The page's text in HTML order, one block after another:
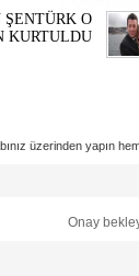
O
KURTULDU
üzerinden yapın
Onay